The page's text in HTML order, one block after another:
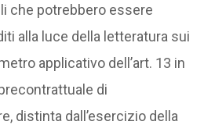
che potrebbero essere
alla luce della letteratura sui
applicativo dell’art. 13 in
di
distinta dall’esercizio della